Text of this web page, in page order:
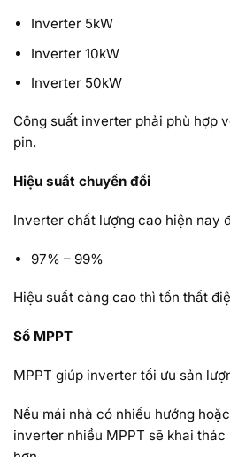
Inverter 5kW
Inverter 10kW
Inverter 50kW
Công suất inverter phải phù hợp
pin.
Hiệu suất chuyển đổi
Inverter chất lượng cao hiện nay
97% – 99%
Hiệu suất càng cao thì tổn thất
Số MPPT
MPPT giúp inverter tối ưu sản
Nếu mái nhà có nhiều hướng
inverter nhiều MPPT sẽ khai thác